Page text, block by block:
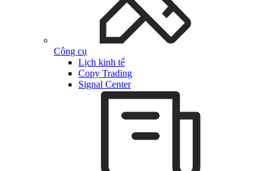
Công cụ
Lịch kinh tế
Copy Trading
Signal Center